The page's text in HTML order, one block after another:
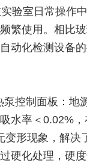
验室日常操作
繁使用。相比
动化检测设备
泵控制面板：地
水率＜0.02%
变形现象，解决
硬化处理，硬